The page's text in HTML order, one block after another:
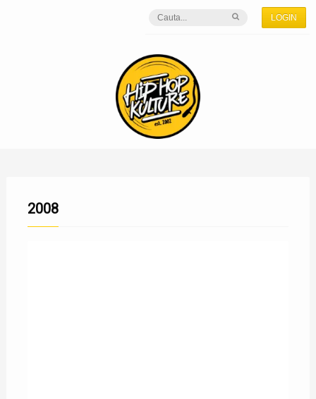
LOGIN
2008